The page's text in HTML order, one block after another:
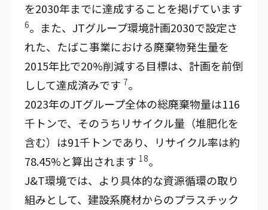
を2030年までに達成することを掲げています
6。また、JTグループ環境計画2030で設定さ
れた、たばこ事業における廃棄物発生量を
2015年比で20%削減する目標は、計画を前倒
しして達成済みです 7。
2023年のJTグループ全体の総廃棄物量は116
千トンで、そのうちリサイクル量（堆肥化を
含む）は91千トンであり、リサイクル率は約
78.45%と算出されます 18。
J&T環境では、より具体的な資源循環の取り
組みとして、建設系廃材からのプラスチック